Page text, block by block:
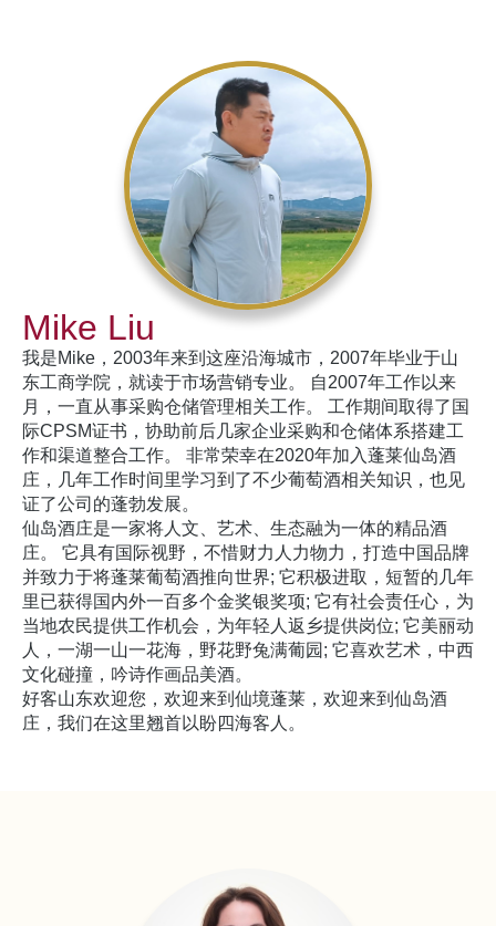
Mike Liu
我是Mike，2003年来到这座沿海城市，2007年毕业于山
东工商学院，就读于市场营销专业。 自2007年工作以来
月，一直从事采购仓储管理相关工作。 工作期间取得了国
际CPSM证书，协助前后几家企业采购和仓储体系搭建工
作和渠道整合工作。 非常荣幸在2020年加入蓬莱仙岛酒
庄，几年工作时间里学习到了不少葡萄酒相关知识，也见
证了公司的蓬勃发展。
仙岛酒庄是一家将人文、艺术、生态融为一体的精品酒
庄。 它具有国际视野，不惜财力人力物力，打造中国品牌
并致力于将蓬莱葡萄酒推向世界; 它积极进取，短暂的几年
里已获得国内外一百多个金奖银奖项; 它有社会责任心，为
当地农民提供工作机会，为年轻人返乡提供岗位; 它美丽动
人，一湖一山一花海，野花野兔满葡园; 它喜欢艺术，中西
文化碰撞，吟诗作画品美酒。
好客山东欢迎您，欢迎来到仙境蓬莱，欢迎来到仙岛酒
庄，我们在这里翘首以盼四海客人。